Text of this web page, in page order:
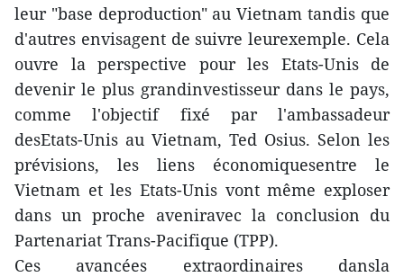
leur "base deproduction" au Vietnam tandis que
d'autres envisagent de suivre leurexemple. Cela
ouvre la perspective pour les Etats-Unis de
devenir le plus grandinvestisseur dans le pays,
comme l'objectif fixé par l'ambassadeur
desEtats-Unis au Vietnam, Ted Osius. Selon les
prévisions, les liens économiquesentre le
Vietnam et les Etats-Unis vont même exploser
dans un proche aveniravec la conclusion du
Partenariat Trans-Pacifique (TPP).
Ces avancées extraordinaires dansla